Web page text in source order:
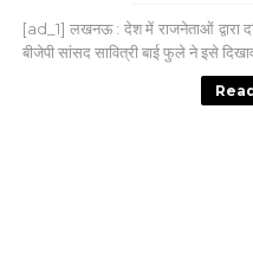
[ad_1] लखनऊ : देश में राजनेताओं द्वारा
बीजेपी सांसद सावित्री बाई फुले ने इसे